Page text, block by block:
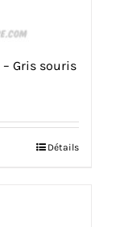
– Gris souris
Détails